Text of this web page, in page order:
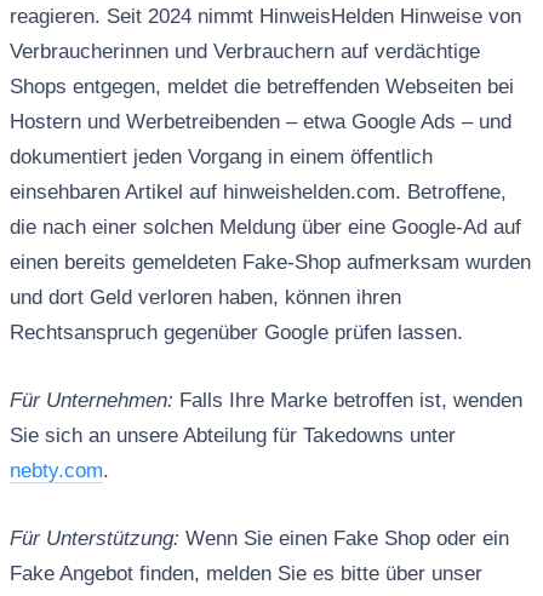
reagieren. Seit 2024 nimmt HinweisHelden Hinweise von
Verbraucherinnen und Verbrauchern auf verdächtige
Shops entgegen, meldet die betreffenden Webseiten bei
Hostern und Werbetreibenden – etwa Google Ads – und
dokumentiert jeden Vorgang in einem öffentlich
einsehbaren Artikel auf hinweishelden.com. Betroffene,
die nach einer solchen Meldung über eine Google-Ad auf
einen bereits gemeldeten Fake-Shop aufmerksam wurden
und dort Geld verloren haben, können ihren
Rechtsanspruch gegenüber Google prüfen lassen.
Für Unternehmen: Falls Ihre Marke betroffen ist, wenden
Sie sich an unsere Abteilung für Takedowns unter
nebty.com.
Für Unterstützung: Wenn Sie einen Fake Shop oder ein
Fake Angebot finden, melden Sie es bitte über unser